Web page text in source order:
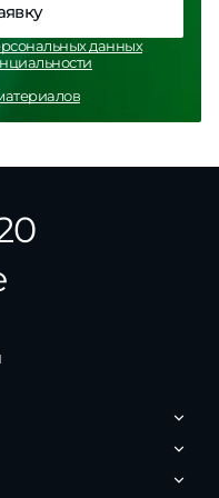
данных